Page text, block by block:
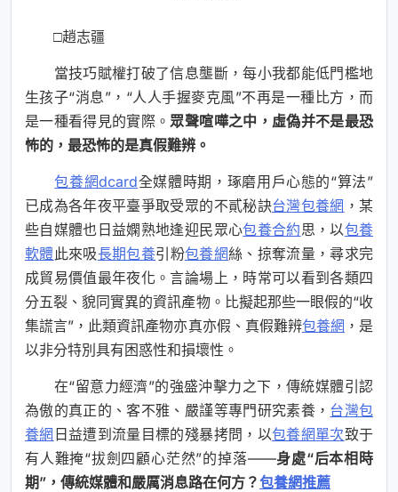
□趙志疆
當技巧賦權打破了信息壟斷，每小我都能低門檻地
生孩子“消息”，“人人手握麥克風”不再是一種比方，而
是一種看得見的實際。 眾聲喧嘩之中，虛偽并不是最恐
怖的，最恐怖的是真假難辨。
包養網dcard全媒體時期，琢磨用戶心態的“算法”
已成為各年夜平臺爭取受眾的不貳秘訣台灣包養網 ，某
些自媒體也日益嫻熟地逢迎民眾心包養合約思，以包養
軟體 此來吸長期包養引粉包養網絲、掠奪流量，尋求完
成貿易價值最年夜化。言論場上，時常可以看到各類四
分五裂、貌同實異的資訊產物。比擬起那些一眼假的“收
集謊言”，此類資訊產物亦真亦假、真假難辨包養網 ，是
以非分特別具有困惑性和損壞性。
在“留意力經濟”的強盛沖擊力之下，傳統媒體引認
為傲的真正的、客不雅、嚴謹等專門研究素養， 台灣包
養網 日益遭到流量目標的殘暴拷問，以包養網單次致于
有人難掩“拔劍四顧心茫然”的掉落——身處“后本相時
期”，傳統媒體和嚴厲消息路在何方？包養網推薦